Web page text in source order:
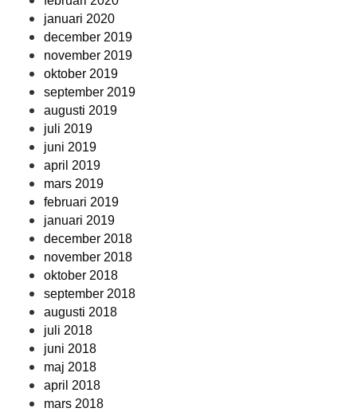
januari 2020
december 2019
november 2019
oktober 2019
september 2019
augusti 2019
juli 2019
juni 2019
april 2019
mars 2019
februari 2019
januari 2019
december 2018
november 2018
oktober 2018
september 2018
augusti 2018
juli 2018
juni 2018
maj 2018
april 2018
mars 2018